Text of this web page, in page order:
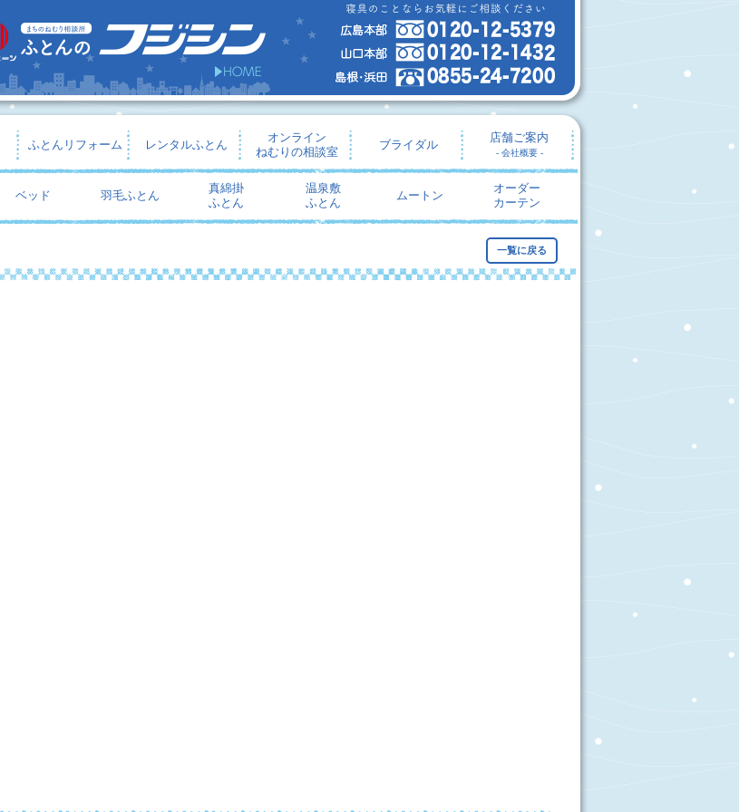
ふとんリフォーム レンタルふとん
オンライン
ねむりの相談室
ブライダル
店舗ご案内
- 会社概要 -
ベッド 羽毛ふとん
真綿掛
ふとん
温泉敷
ふとん
ムートン
オーダー
カーテン
一覧に戻る